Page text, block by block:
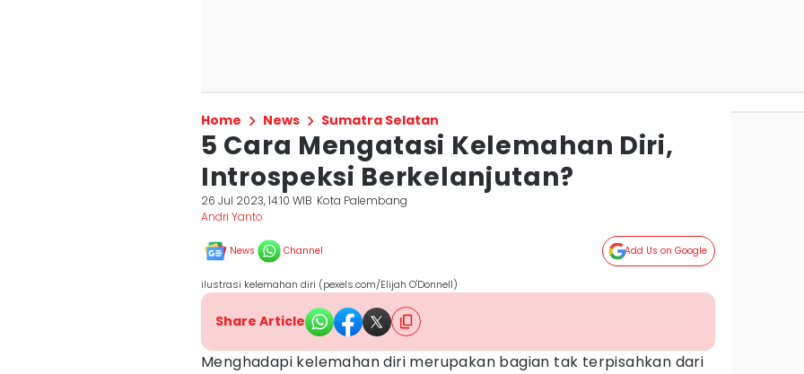
Home News Sumatra Selatan
5 Cara Mengatasi Kelemahan Diri,
Introspeksi Berkelanjutan?
26 Jul 2023, 14:10 WIB Kota Palembang
Andri Yanto
News Channel Add Us on Google
ilustrasi kelemahan diri (pexels.com/Elijah O'Donnell)
Share Article
Menghadapi kelemahan diri merupakan bagian tak terpisahkan dari